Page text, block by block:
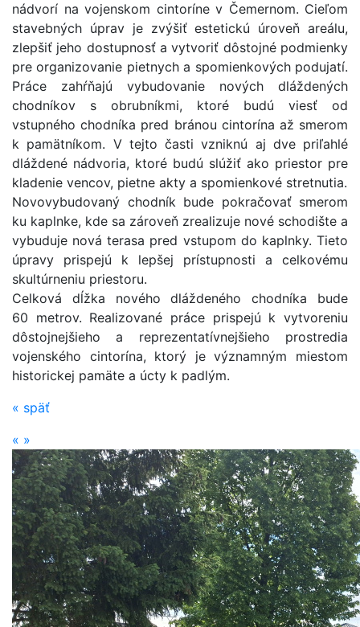
nádvorí na vojenskom cintoríne v Čemernom. Cieľom
stavebných úprav je zvýšiť estetickú úroveň areálu,
zlepšiť jeho dostupnosť a vytvoriť dôstojné podmienky
pre organizovanie pietnych a spomienkových podujatí.
Práce zahŕňajú vybudovanie nových dláždených
chodníkov s obrubníkmi, ktoré budú viesť od
vstupného chodníka pred bránou cintorína až smerom
k pamätníkom. V tejto časti vzniknú aj dve priľahlé
dláždené nádvoria, ktoré budú slúžiť ako priestor pre
kladenie vencov, pietne akty a spomienkové stretnutia.
Novovybudovaný chodník bude pokračovať smerom
ku kaplnke, kde sa zároveň zrealizuje nové schodište a
vybuduje nová terasa pred vstupom do kaplnky. Tieto
úpravy prispejú k lepšej prístupnosti a celkovému
skultúrneniu priestoru.
Celková dĺžka nového dláždeného chodníka bude
60 metrov. Realizované práce prispejú k vytvoreniu
dôstojnejšieho a reprezentatív­nejšieho prostredia
vojenského cintorína, ktorý je významným miestom
historickej pamäte a úcty k padlým.
« späť
« »